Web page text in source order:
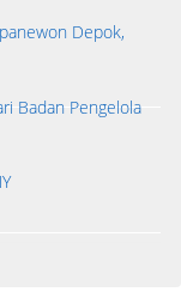
Depok,
Badan Pengelola